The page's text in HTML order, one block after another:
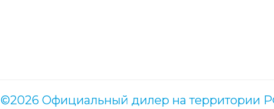
©2026 Официальный дилер на территории